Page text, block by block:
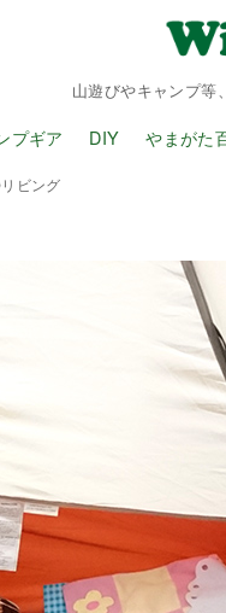
山遊びやキャンプ等
プギア DIY やまがた
ビング